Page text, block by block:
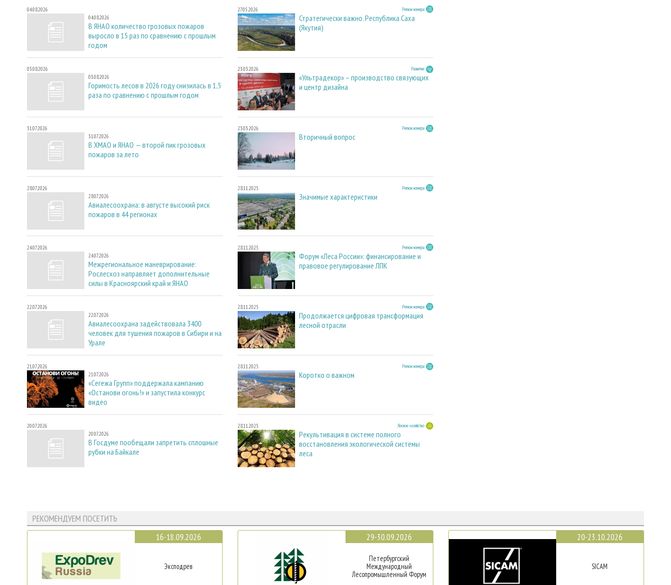
04.08.2026
04.08.2026
В ЯНАО количество грозовых пожаров
выросло в 15 раз по сравнению с прошлым
годом
03.08.2026
03.08.2026
Горимость лесов в 2026 году снизилась в 1,5
раза по сравнению с прошлым годом
31.07.2026
31.07.2026
В ХМАО и ЯНАО — второй пик грозовых
пожаров за лето
28.07.2026
28.07.2026
Авиалесоохрана: в августе высокий риск
пожаров в 44 регионах
24.07.2026
24.07.2026
Межрегиональное маневрирование:
Рослесхоз направляет дополнительные
силы в Красноярский край и ЯНАО
22.07.2026
22.07.2026
Авиалесоохрана задействовала 3400
человек для тушения пожаров в Сибири и на
Урале
21.07.2026
21.07.2026
«Сегежа Групп» поддержала кампанию
«Останови огонь!» и запустила конкурс
видео
20.07.2026
20.07.2026
В Госдуме пообещали запретить сплошные
рубки на Байкале
27.05.2026 Регион номера
Стратегически важно. Республика Саха
(Якутия)
23.03.2026 Развитие
«Ультрадекор» – производство связующих
и центр дизайна
23.03.2026 Регион номера
Вторичный вопрос
28.11.2025 Регион номера
Значимые характеристики
28.11.2025 Регион номера
Форум «Леса России»: финансирование и
правовое регулирование ЛПК
28.11.2025 Регион номера
Продолжается цифровая трансформация
лесной отрасли
28.11.2025 Регион номера
Коротко о важном
28.11.2025 Лесное хозяйство
Рекультивация в системе полного
восстановления экологической системы
леса
РЕКОМЕНДУЕМ ПОСЕТИТЬ
16-18.09.2026
Эксподрев
29-30.09.2026
Петербургский
Международный
Лесопромышленный Форум
20-23.10.2026
SICAM